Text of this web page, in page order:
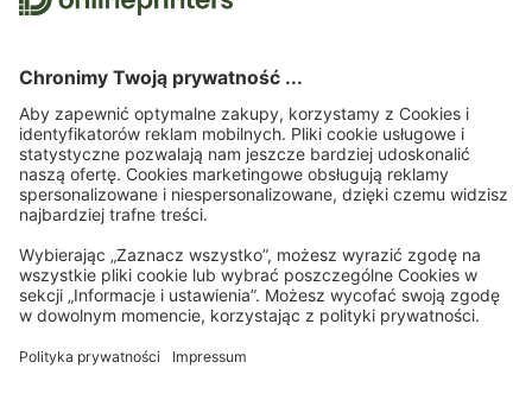
Szczegóły dotyczące bezpieczeństwa i producenta
Strona startowa Gastronomia i hotelarstwo Karty menu
Proste karty menu
Proste karty menu, A6
O nas
Zapisz się do newslettera i zapewnij sobie 15% rabatu